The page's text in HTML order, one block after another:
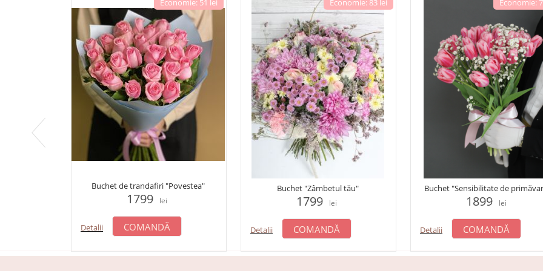
Economie: 51 lei
Buchet de trandafiri "Povestea"
1799 lei
Detalii COMANDĂ
Economie: 83 lei
Buchet "Zâmbetul tău"
1799 lei
Detalii COMANDĂ
Economie:
Buchet "Sensibilitate de
1899 lei
Detalii COMANDĂ